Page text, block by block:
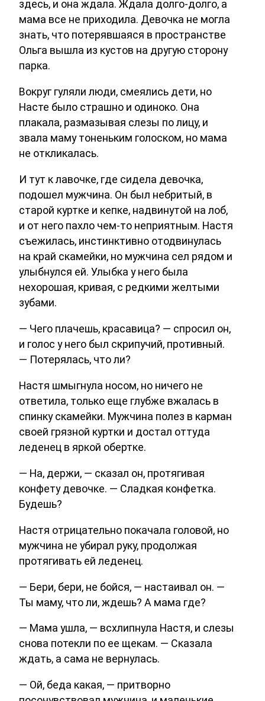
здесь, и она ждала. Ждала долго-долго, а
мама все не приходила. Девочка не могла
знать, что потерявшаяся в пространстве
Ольга вышла из кустов на другую сторону
парка.
Вокруг гуляли люди, смеялись дети, но
Насте было страшно и одиноко. Она
плакала, размазывая слезы по лицу, и
звала маму тоненьким голоском, но мама
не откликалась.
И тут к лавочке, где сидела девочка,
подошел мужчина. Он был небритый, в
старой куртке и кепке, надвинутой на лоб,
и от него пахло чем-то неприятным. Настя
съежилась, инстинктивно отодвинулась
на край скамейки, но мужчина сел рядом и
улыбнулся ей. Улыбка у него была
нехорошая, кривая, с редкими желтыми
зубами.
— Чего плачешь, красавица? — спросил он,
и голос у него был скрипучий, противный.
— Потерялась, что ли?
Настя шмыгнула носом, но ничего не
ответила, только еще глубже вжалась в
спинку скамейки. Мужчина полез в карман
своей грязной куртки и достал оттуда
леденец в яркой обертке.
— На, держи, — сказал он, протягивая
конфету девочке. — Сладкая конфетка.
Будешь?
Настя отрицательно покачала головой, но
мужчина не убирал руку, продолжая
протягивать ей леденец.
— Бери, бери, не бойся, — настаивал он. —
Ты маму, что ли, ждешь? А мама где?
— Мама ушла, — всхлипнула Настя, и слезы
снова потекли по ее щекам. — Сказала
ждать, а сама не вернулась.
— Ой, беда какая, — притворно